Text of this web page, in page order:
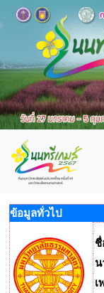
ข้อมูลทั่วไป
ชื่
น
เ